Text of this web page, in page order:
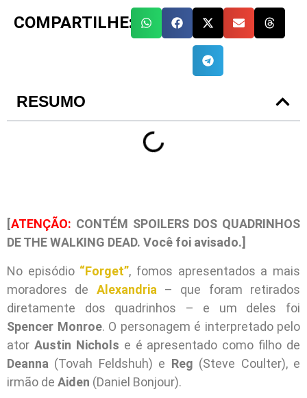
COMPARTILHE:
RESUMO
[ATENÇÃO: CONTÉM SPOILERS DOS QUADRINHOS
DE THE WALKING DEAD. Você foi avisado.]
No episódio “Forget”, fomos apresentados a mais
moradores de Alexandria – que foram retirados
diretamente dos quadrinhos – e um deles foi
Spencer Monroe. O personagem é interpretado pelo
ator Austin Nichols e é apresentado como filho de
Deanna (Tovah Feldshuh) e Reg (Steve Coulter), e
irmão de Aiden (Daniel Bonjour).